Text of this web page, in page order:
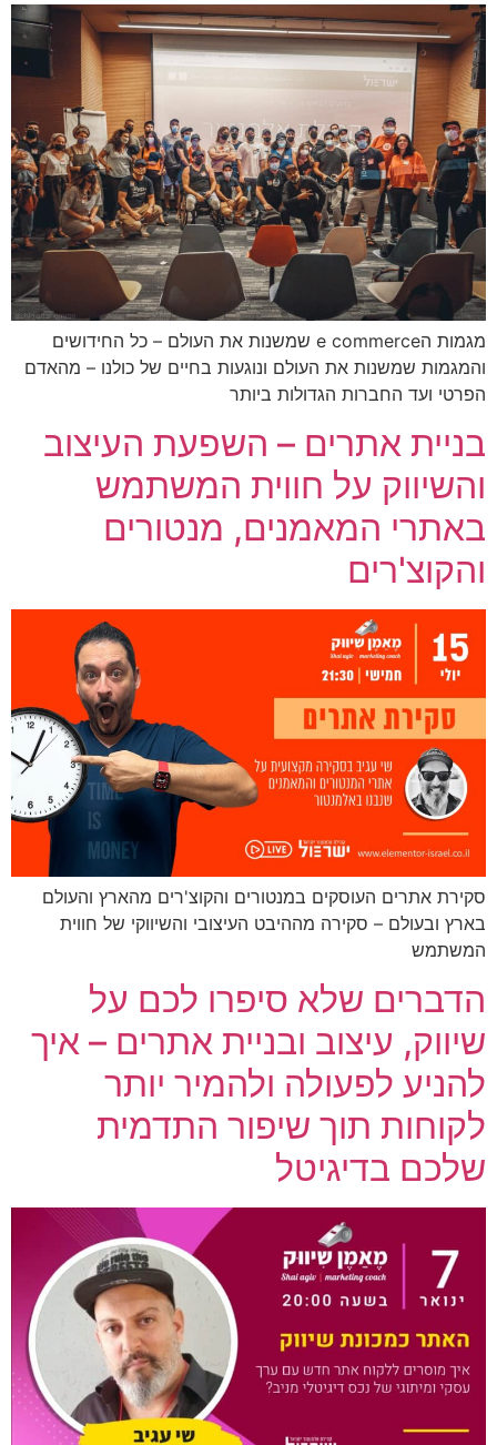
מגמות הe commerce שמשנות את העולם – כל החידושים
והמגמות שמשנות את העולם ונוגעות בחיים של כולנו – מהאדם
הפרטי ועד החברות הגדולות ביותר
בניית אתרים – השפעת העיצוב
והשיווק על חווית המשתמש
באתרי המאמנים, מנטורים
והקוצ'רים
סקירת אתרים העוסקים במנטורים והקוצ'רים מהארץ והעולם
בארץ ובעולם – סקירה מההיבט העיצובי והשיווקי של חווית
המשתמש
הדברים שלא סיפרו לכם על
שיווק, עיצוב ובניית אתרים – איך
להניע לפעולה ולהמיר יותר
לקוחות תוך שיפור התדמית
שלכם בדיגיטל